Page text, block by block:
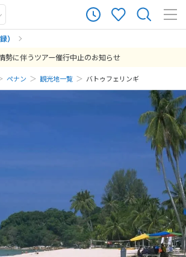
）
だ履歴がありません
勢に伴うツアー催行中止のお知らせ
ペナン 観光地一覧 バトゥフェリンギ